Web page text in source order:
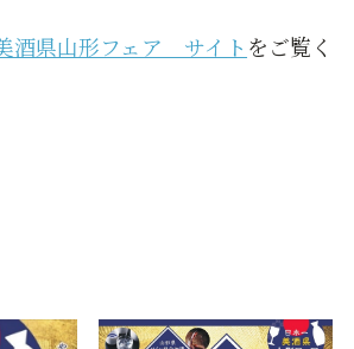
酒県山形フェア サイト をご覧く